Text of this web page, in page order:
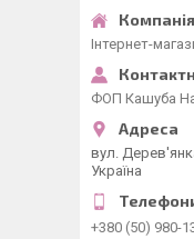
Інтернет-
ФОП Кашуба
вул.
Україна
+380 (50) 980-